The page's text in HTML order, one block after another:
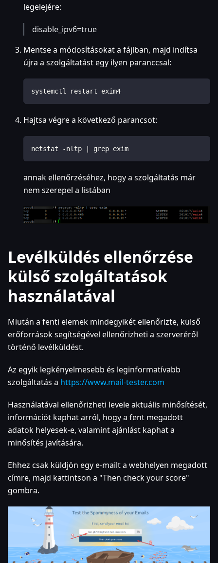
legelejére:
disable_ipv6=true
Mentse a módosításokat a fájlban, majd indítsa
újra a szolgáltatást egy ilyen paranccsal:
systemctl restart exim4
Hajtsa végre a következő parancsot:
netstat -nltp | grep exim
annak ellenőrzéséhez, hogy a szolgáltatás már
nem szerepel a listában
Levélküldés ellenőrzése
külső szolgáltatások
használatával
Miután a fenti elemek mindegyikét ellenőrizte, külső
erőforrások segítségével ellenőrizheti a szerveréről
történő levélküldést.
Az egyik legkényelmesebb és leginformatívabb
szolgáltatás a https://www.mail-tester.com
Használatával ellenőrizheti levele aktuális minősítését,
információt kaphat arról, hogy a fent megadott
adatok helyesek-e, valamint ajánlást kaphat a
minősítés javítására.
Ehhez csak küldjön egy e-mailt a webhelyen megadott
címre, majd kattintson a "Then check your score"
gombra.